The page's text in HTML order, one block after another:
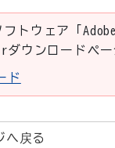
フトウェア「
ウンロードペー
ド
へ戻る